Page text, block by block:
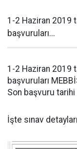
1-2 Haziran 2019
başvuruları...
1-2 Haziran 2019
başvuruları
Son başvuru
İşte sınav